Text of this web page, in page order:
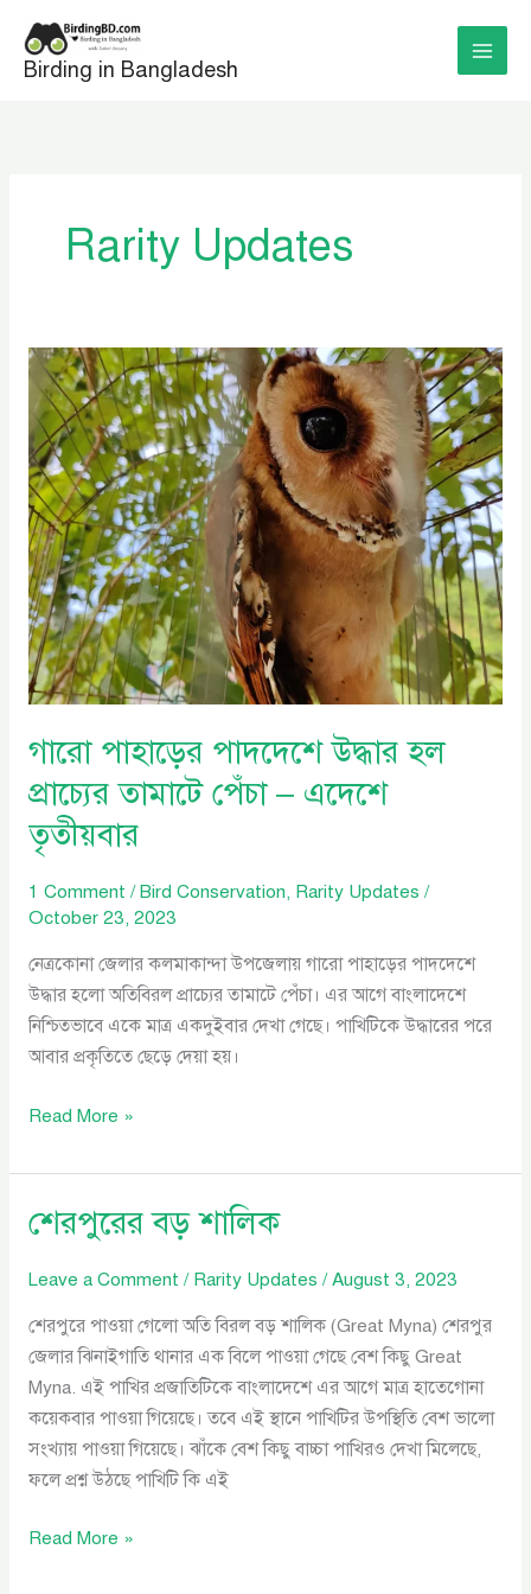
content
Birding in Bangladesh
Rarity Updates
গারো পাহাড়ের পাদদেশে উদ্ধার হল
প্রাচ্যের তামাটে পেঁচা – এদেশে
তৃতীয়বার
1 Comment /Bird Conservation, Rarity Updates /
October 23, 2023
নেত্রকোনা জেলার কলমাকান্দা উপজেলায় গারো পাহাড়ের পাদদেশে
উদ্ধার হলো অতিবিরল প্রাচ্যের তামাটে পেঁচা। এর আগে বাংলাদেশে
নিশ্চিতভাবে একে মাত্র একদুইবার দেখা গেছে। পাখিটিকে উদ্ধারের পরে
আবার প্রকৃতিতে ছেড়ে দেয়া হয়।
গারো
পাহাড়ের
পাদদেশে
উদ্ধার
হল
প্রাচ্যের
তামাটে
পেঁচা
–
এদেশে
তৃতীয়বার
Read More »
শেরপুরের বড় শালিক
Leave a Comment / Rarity Updates /August 3, 2023
শেরপুরে পাওয়া গেলো অতি বিরল বড় শালিক (Great Myna) শেরপুর
জেলার ঝিনাইগাতি থানার এক বিলে পাওয়া গেছে বেশ কিছু Great
Myna. এই পাখির প্রজাতিটিকে বাংলাদেশে এর আগে মাত্র হাতেগোনা
কয়েকবার পাওয়া গিয়েছে। তবে এই স্থানে পাখিটির উপস্থিতি বেশ ভালো
সংখ্যায় পাওয়া গিয়েছে। ঝাঁকে বেশ কিছু বাচ্চা পাখিরও দেখা মিলেছে,
ফলে প্রশ্ন উঠছে পাখিটি কি এই
শেরপুরের
শালিক
Read More »